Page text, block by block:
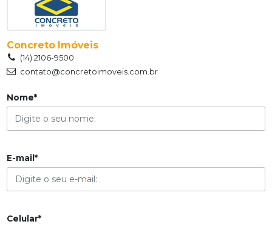
Concreto Imóveis
(14) 2106-9500
contato@concretoimoveis.com.br
Nome*
E-mail*
Celular*